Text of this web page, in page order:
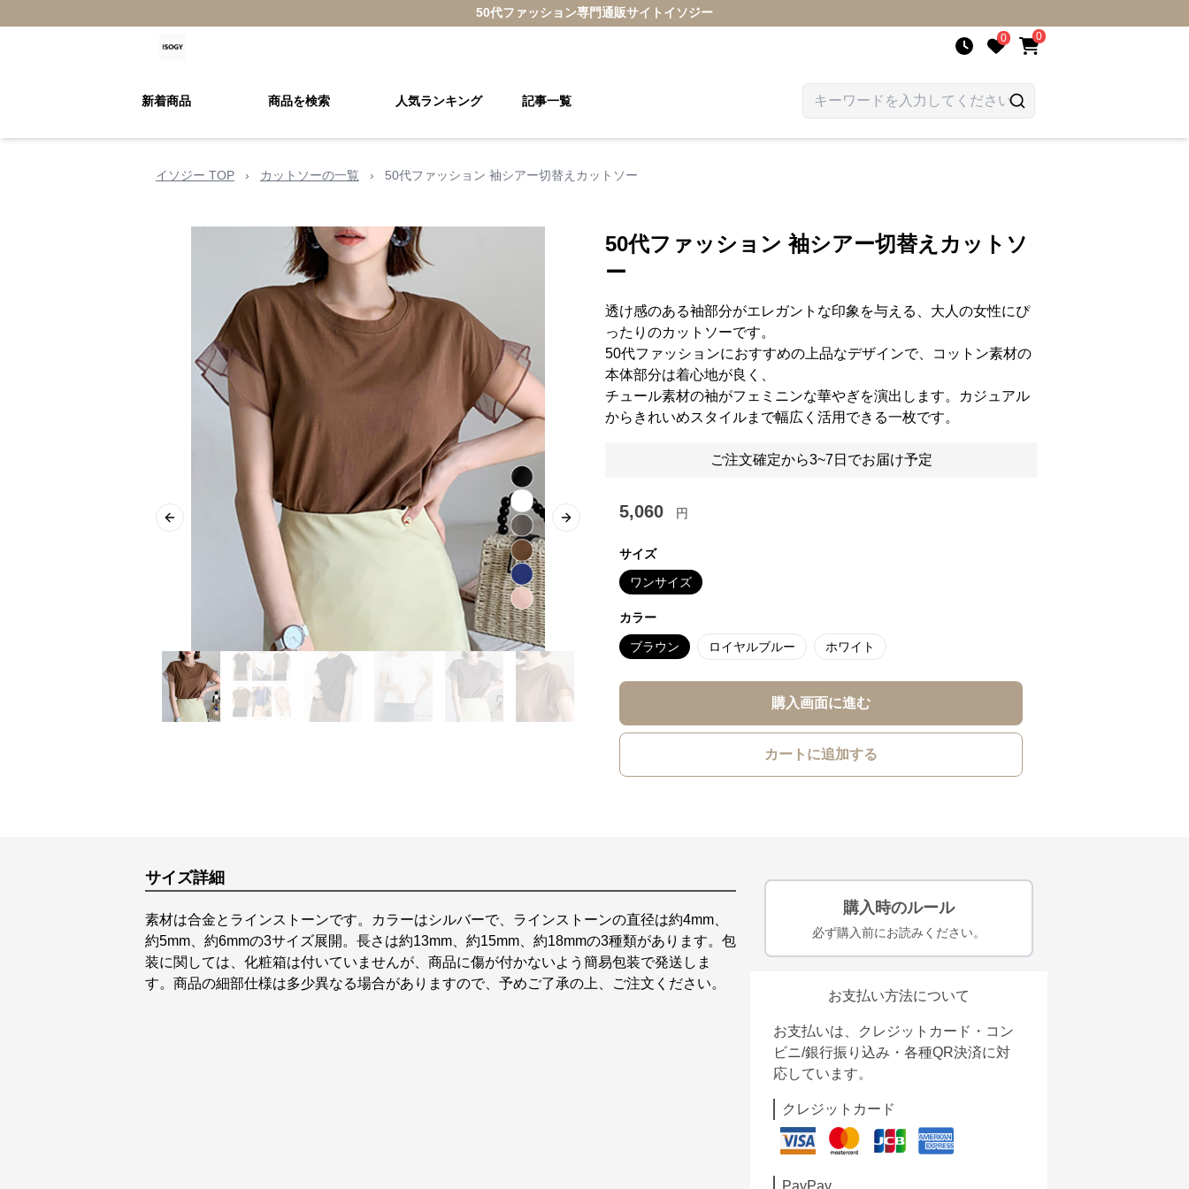
50代ファッション専門通販サイト イソジー
0 0
新着商品 商品を検索 人気ランキング 記事一覧
イソジー TOP › カットソーの一覧 › 50代ファッション 袖シアー切替えカットソー
Previous slide Next slide
50代ファッション 袖シアー切替えカットソ
ー
透け感のある袖部分がエレガントな印象を与える、大人の女性にぴ
ったりのカットソーです。
50代ファッションにおすすめの上品なデザインで、コットン素材の
本体部分は着心地が良く、
チュール素材の袖がフェミニンな華やぎを演出します。カジュアル
からきれいめスタイルまで幅広く活用できる一枚です。
ご注文確定から3~7日でお届け予定
5,060 円
サイズ
ワンサイズ
カラー
ブラウン ロイヤルブルー ホワイト
購入画面に進む
カートに追加する
サイズ詳細
素材は合金とラインストーンです。カラーはシルバーで、ラインストーンの直径は約4mm、
約5mm、約6mmの3サイズ展開。長さは約13mm、約15mm、約18mmの3種類があります。包
装に関しては、化粧箱は付いていませんが、商品に傷が付かないよう簡易包装で発送しま
す。商品の細部仕様は多少異なる場合がありますので、予めご了承の上、ご注文ください。
購入時のルール
必ず購入前にお読みください。
お支払い方法について
お支払いは、クレジットカード・コン
ビニ/銀行振り込み・各種QR決済に対
応しています。
クレジットカード
PayPay